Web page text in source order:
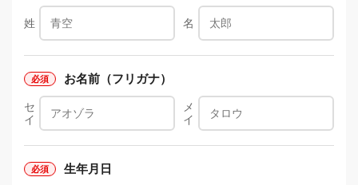
姓 名
お名前（フリガナ）
セ
イ
メ
イ
生年月日